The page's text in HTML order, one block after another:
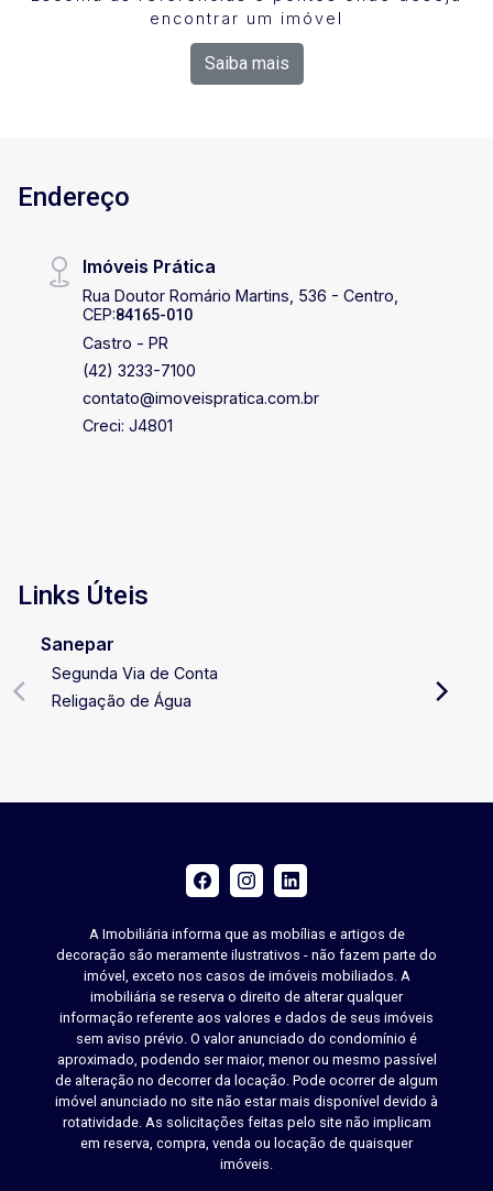
encontrar um imóvel
Saiba mais
Endereço
Imóveis Prática
Rua Doutor Romário Martins, 536 - Centro,
CEP:84165-010
Castro - PR
(42) 3233-7100
contato@imoveispratica.com.br
Creci: J4801
Links Úteis
Sanepar
Segunda Via de Conta
Religação de Água
A Imobiliária informa que as mobílias e artigos de
decoração são meramente ilustrativos - não fazem parte do
imóvel, exceto nos casos de imóveis mobiliados. A
imobiliária se reserva o direito de alterar qualquer
informação referente aos valores e dados de seus imóveis
sem aviso prévio. O valor anunciado do condomínio é
aproximado, podendo ser maior, menor ou mesmo passível
de alteração no decorrer da locação. Pode ocorrer de algum
imóvel anunciado no site não estar mais disponível devido à
rotatividade. As solicitações feitas pelo site não implicam
em reserva, compra, venda ou locação de quaisquer
imóveis.